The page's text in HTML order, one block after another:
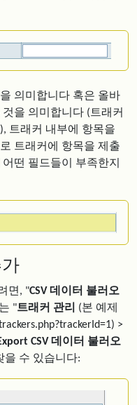
의미합니다 혹은 올바
을 의미합니다 (트래커
트래커 내부에 항목을
트래커에 항목을 제출
떤 필드들이 부족한지
면, "CSV 데이터 불러오
"트래커 관리 (본 예제
>
CSV 데이터 불러오
을 수 있습니다: